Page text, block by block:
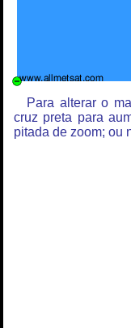
Para alterar o
cruz preta para
pitada de zoom; ou